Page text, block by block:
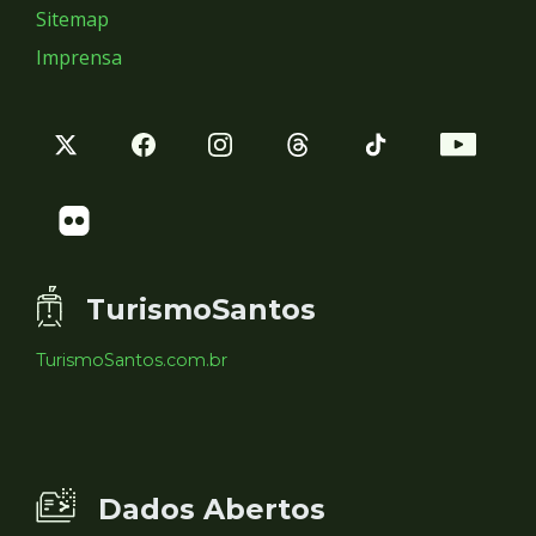
Sitemap
Imprensa
TurismoSantos
TurismoSantos.com.br
Dados Abertos